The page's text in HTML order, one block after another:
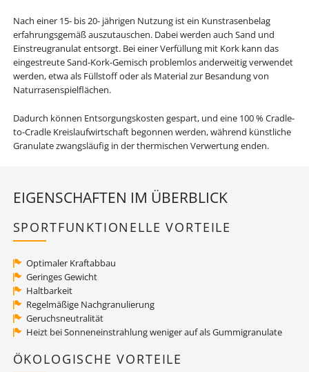
Nach einer 15- bis 20- jährigen Nutzung ist ein Kunstrasenbelag
erfahrungsgemäß auszutauschen. Dabei werden auch Sand und
Einstreugranulat entsorgt. Bei einer Verfüllung mit Kork kann das
eingestreute Sand-Kork-Gemisch problemlos anderweitig verwendet
werden, etwa als Füllstoff oder als Material zur Besandung von
Naturrasenspielflächen.
Dadurch können Entsorgungskosten gespart, und eine 100 % Cradle-
to-Cradle Kreislaufwirtschaft begonnen werden, während künstliche
Granulate zwangsläufig in der thermischen Verwertung enden.
EIGENSCHAFTEN IM ÜBERBLICK
SPORTFUNKTIONELLE VORTEILE
Optimaler Kraftabbau
Geringes Gewicht
Haltbarkeit
Regelmäßige Nachgranulierung
Geruchsneutralität
Heizt bei Sonneneinstrahlung weniger auf als Gummigranulate
ÖKOLOGISCHE VORTEILE